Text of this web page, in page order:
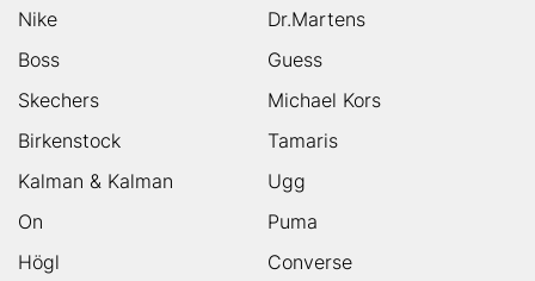
Nike
Dr.Martens
Boss
Guess
Skechers
Michael Kors
Birkenstock
Tamaris
Kalman & Kalman
Ugg
On
Puma
Högl
Converse